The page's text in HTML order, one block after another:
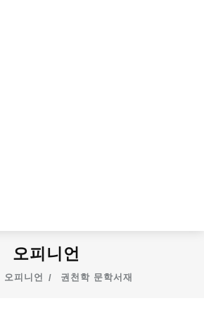
오피니언
오피니언 권천학 문학서재